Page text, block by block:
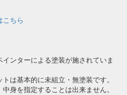
こちら
ンターによる塗装が施されていま
は基本的に未組立・無塗装です。
身を指定することは出来ません。